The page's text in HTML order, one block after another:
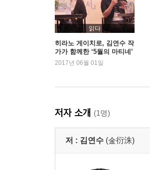
읽다
히라노 게이치로, 김연수 작
가가 함께한 ‘5월의 마티네’
2017년 06월 01일
저자 소개 (1명)
저 : 김연수 (金衍洙)